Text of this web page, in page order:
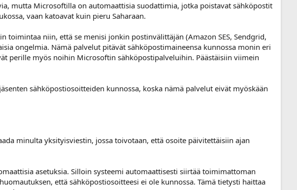
mutta Microsoftilla on automaattisia suodattimia, jotka poistavat sähköpostit
vaan katoavat kuin pieru Saharaan.
niin, että se menisi jonkin postinvälittäjän (Amazon SES, Sendgrid,
ongelmia. Nämä palvelut pitävät sähköpostimaineensa kunnossa monin eri
perille myös noihin Microsoftin sähköpostipalveluihin. Päästäisiin viimein
sähköpostiosoitteiden kunnossa, koska nämä palvelut eivät myöskään
minulta yksityisviestin, jossa toivotaan, että osoite päivitettäisiin ajan
asetuksia. Silloin systeemi automaattisesti siirtää toimimattoman
että sähköpostiosoitteesi ei ole kunnossa. Tämä tietysti haittaa